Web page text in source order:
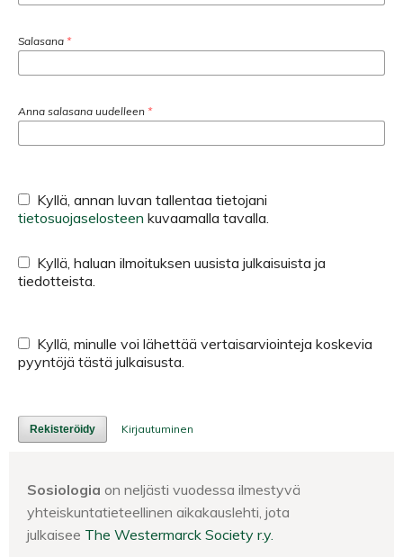
Salasana *
Anna salasana uudelleen *
Kyllä, annan luvan tallentaa tietojani
tietosuojaselosteen kuvaamalla tavalla.
tiedotteista.
pyyntöjä tästä julkaisusta.
Rekisteröidy Kirjautuminen
Sosiologia on neljästi vuodessa ilmestyvä
yhteiskuntatieteellinen aikakauslehti, jota
julkaisee The Westermarck Society r.y.